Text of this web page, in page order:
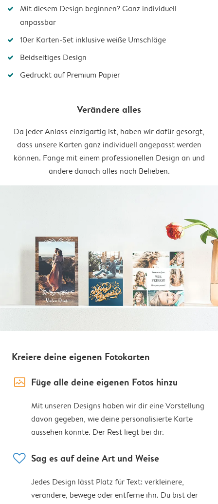
Mit diesem Design beginnen? Ganz individuell
anpassbar
10er Karten-Set inklusive weiße Umschläge
Beidseitiges Design
Gedruckt auf Premium Papier
Verändere alles
Da jeder Anlass einzigartig ist, haben wir dafür gesorgt,
dass unsere Karten ganz individuell angepasst werden
können. Fange mit einem professionellen Design an und
ändere danach alles nach Belieben.
Kreiere deine eigenen Fotokarten
image_placeholder Füge alle deine eigenen Fotos hinzu
Mit unseren Designs haben wir dir eine Vorstellung
davon gegeben, wie deine personalisierte Karte
aussehen könnte. Der Rest liegt bei dir.
heart Sag es auf deine Art und Weise
Jedes Design lässt Platz für Text: verkleinere,
verändere, bewege oder entferne ihn. Du bist der